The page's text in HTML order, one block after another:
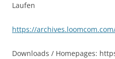
Laufen
https://
Downloads / Homepages: